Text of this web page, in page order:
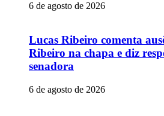
6 de agosto de 2026
Lucas Ribeiro comenta
Ribeiro na chapa e diz
senadora
6 de agosto de 2026